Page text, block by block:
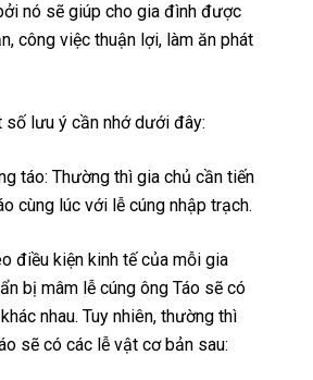
nó sẽ giúp cho gia đình được
công việc thuận lợi, làm ăn phát
số lưu ý cần nhớ dưới đây:
táo: Thường thì gia chủ cần tiến
cùng lúc với lễ cúng nhập trạch.
điều kiện kinh tế của mỗi gia
bị mâm lễ cúng ông Táo sẽ có
nhau. Tuy nhiên, thường thì
sẽ có các lễ vật cơ bản sau: